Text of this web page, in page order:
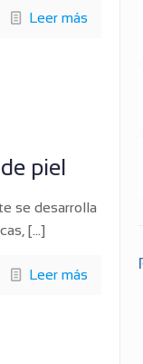
Leer más
piel
se desarrolla
[…]
Leer más